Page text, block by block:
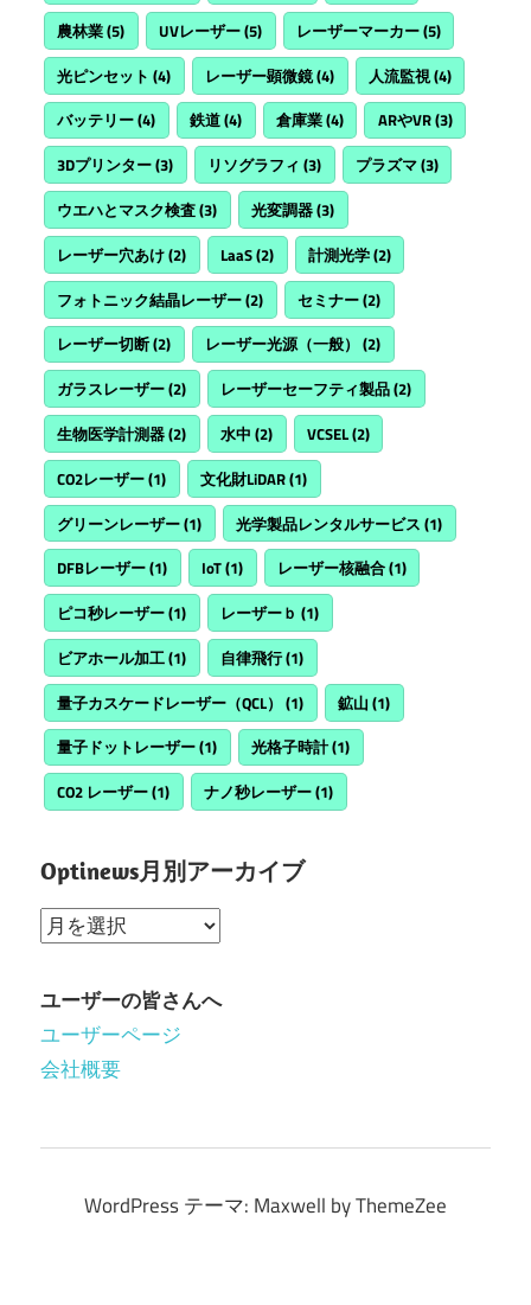
農林業(5) UVレーザー(5) レーザーマーカー(5)
光ピンセット (4) レーザー顕微鏡(4) 人流監視(4)
バッテリー(4) 鉄道(4) 倉庫業(4) ARやVR(3)
3Dプリンター(3) リソグラフィ (3) プラズマ(3)
ウエハとマスク検査(3) 光変調器(3)
レーザー穴あけ(2) LaaS(2) 計測光学(2)
フォトニック結晶レーザー(2) セミナー(2)
レーザー切断(2) レーザー光源（一般） (2)
ガラスレーザー(2) レーザーセーフティ製品(2)
生物医学計測器(2) 水中 (2) VCSEL(2)
CO2レーザー(1) 文化財LiDAR(1)
グリーンレーザー(1) 光学製品レンタルサービス (1)
DFBレーザー(1) IoT(1) レーザー核融合(1)
ピコ秒レーザー(1) レーザーｂ (1)
ビアホール加工(1) 自律飛行(1)
量子カスケードレーザー（QCL） (1) 鉱山 (1)
量子ドットレーザー(1) 光格子時計(1)
CO2 レーザー(1) ナノ秒レーザー(1)
Optinews月別アーカイブ
Optinews
別
ア
ー
ユーザーの皆さんへ
ユーザーページ
会社概要
WordPress テーマ: Maxwell by ThemeZee